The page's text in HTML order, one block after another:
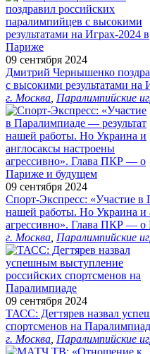
09 сентября 2024
Дмитрий Чернышенко
с высокими результатами
г. Москва Паралимпийские
09 сентября 2024
Спорт-Экспресс: «Участие в
нашей работы. Но Украина и
агрессивно». Глава ПКР —
г. Москва Паралимпийские
09 сентября 2024
ТАСС: Дегтярев назвал
спортсменов на
г. Москва Паралимпийские